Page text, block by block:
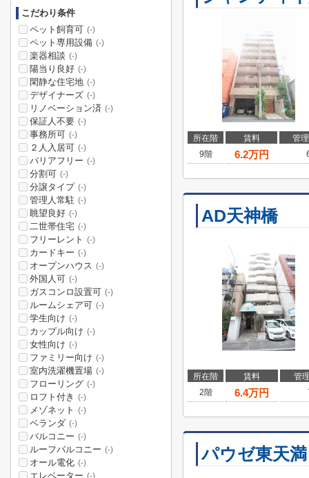
所在階 賃料
管
9階
6.2万円
AD天神橋
所在階 賃料
管
2階
6.4万円
パウゼ東天満
こだわり条件
ペット飼育可 (-)
ペット専用設備 (-)
楽器相談 (-)
陽当り良好 (-)
閑静な住宅地 (-)
デザイナーズ (-)
リノベーション済 (-)
保証人不要 (-)
事務所可 (-)
２人入居可 (-)
バリアフリー (-)
分割可 (-)
分譲タイプ (-)
管理人常駐 (-)
眺望良好 (-)
二世帯住宅 (-)
フリーレント (-)
カードキー (-)
オープンハウス (-)
外国人可 (-)
ガスコンロ設置可 (-)
ルームシェア可 (-)
学生向け (-)
カップル向け (-)
女性向け (-)
ファミリー向け (-)
室内洗濯機置場 (-)
フローリング (-)
ロフト付き (-)
メゾネット (-)
ベランダ (-)
バルコニー (-)
ルーフバルコニー (-)
オール電化 (-)
エレベーター (-)